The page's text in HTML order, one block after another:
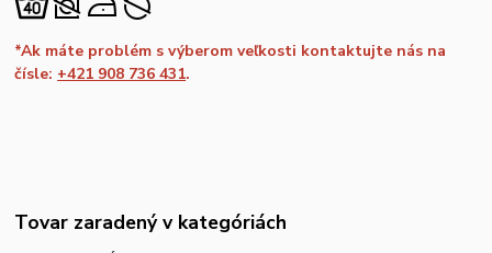
*Ak máte problém s výberom veľkosti kontaktujte nás na
čísle: +421 908 736 431.
Tovar zaradený v kategóriách